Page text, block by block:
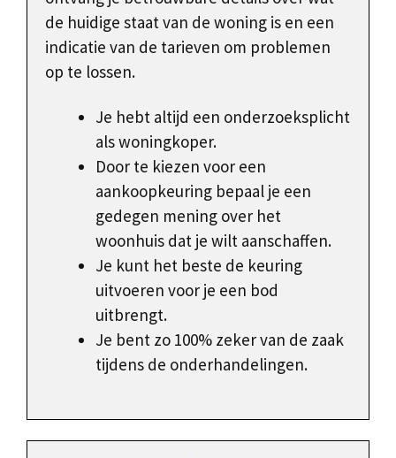
de huidige staat van de woning is en een
indicatie van de tarieven om problemen
op te lossen.
Je hebt altijd een onderzoeksplicht
als woningkoper.
Door te kiezen voor een
aankoopkeuring bepaal je een
gedegen mening over het
woonhuis dat je wilt aanschaffen.
Je kunt het beste de keuring
uitvoeren voor je een bod
uitbrengt.
Je bent zo 100% zeker van de zaak
tijdens de onderhandelingen.